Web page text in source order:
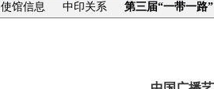
使馆信息 中印关系 第三届“一带一路